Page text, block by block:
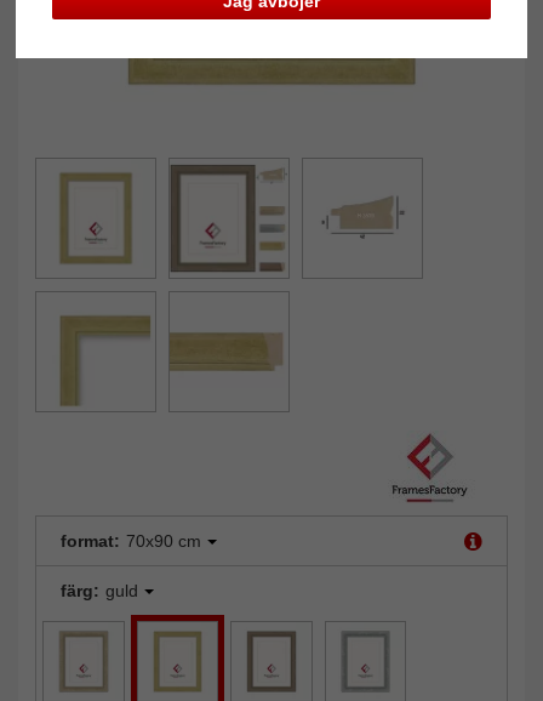
format: 70x90 cm
färg: guld